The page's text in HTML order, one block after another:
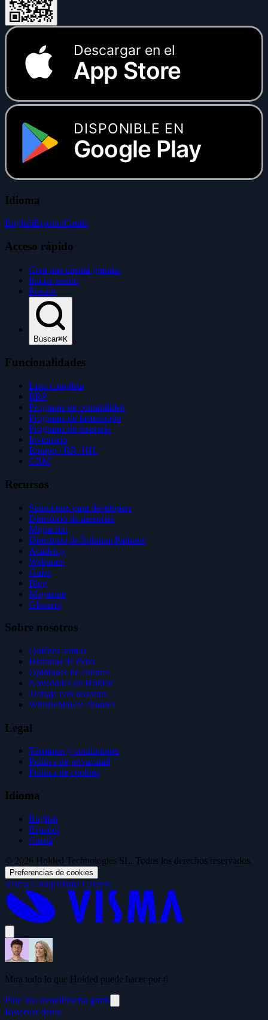
Descargar en el
App Store
DISPONIBLE EN
Google Play
Idioma
EnglishEspañolCatalà
Acceso rápido
Crea una cuenta gratuita
Iniciar sesión
Precios
Buscar⌘K
Funcionalidades
Lista completa
ERP
Programa de contabilidad
Programa de facturación
Programa de tesorería
Inventario
Equipo / RR. HH.
CRM
Recursos
Soluciones para developers
Directorio de asesorías
Migración
Directorio de Solution Partners
Academy
Webinars
Guías
Blog
Magazine
Glosario
Sobre nosotros
Quiénes somos
Historias de éxito
Opiniones de clientes
Novedades de Holded
Trabaja con nosotros
Whistleblower channel
Legal
Términos y condiciones
Política de privacidad
Política de cookies
Idioma
English
Español
Català
© 2026 Holded Technologies SL. Todos los derechos reservados.
Preferencias de cookies
Visma GroupVisma Careers
Mira todo lo que Holded puede hacer por ti
Pide una demoPrueba gratis
Reservar demo